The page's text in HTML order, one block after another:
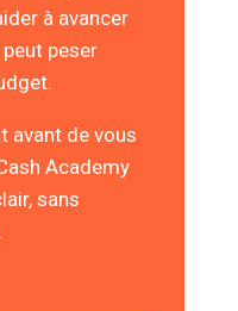
à avancer
peser
avant de vous
Academy
sans